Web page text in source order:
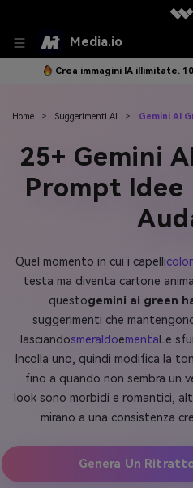
Media.io
Crea immagini IA illimitate.
Home > Suggerimenti AI > Gemini AI
25+ Gemini
Prompt
Quel momento in cui i capelli
testa ma diventa cartone
questogemini ai green
suggerimenti che
lasciandosmeraldoementaLe
Incolla uno, quindi modifica la
fino a quando non sembra un
look sono morbidi e romantici,
mirano a una consistenza
Genera Un